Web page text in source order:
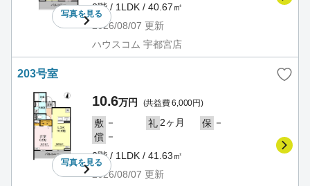
写真を見る
2階 / 1LDK / 40.67㎡
2026/08/07 更新
ハウスコム 宇都宮店
203号室
写真を見る
10.6万円 (共益費 6,000円)
敷 － 礼 2ヶ月 保 －
償 －
2階 / 1LDK / 41.63㎡
2026/08/07 更新